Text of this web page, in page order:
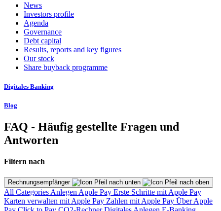
News
Investors profile
Agenda
Governance
Debt capital
Results, reports and key figures
Our stock
Share buyback programme
Digitales Banking
Blog
FAQ - Häufig gestellte Fragen und
Antworten
Filtern nach
Rechnungsempfänger
All Categories Anlegen Apple Pay Erste Schritte mit Apple Pay
Karten verwalten mit Apple Pay Zahlen mit Apple Pay Über Apple